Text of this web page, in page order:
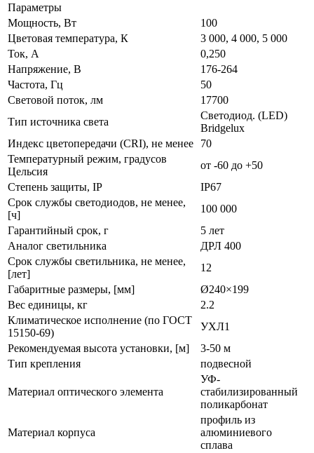
Параметры
Мощность, Вт
100
Цветовая температура, К
3 000, 4 000, 5 000
Ток, А
0,250
Напряжение, В
176-264
Частота, Гц
50
Световой поток, лм
17700
Тип источника света
Светодиод. (LED)
Bridgelux
Индекс цветопередачи (CRI), не менее
70
Температурный режим, градусов
Цельсия
от -60 до +50
Степень защиты, IP
IP67
Срок службы светодиодов, не менее,
[ч]
100 000
Гарантийный срок, г
5 лет
Аналог светильника
ДРЛ 400
Срок службы светильника, не менее,
[лет]
12
Габаритные размеры, [мм]
Ø240×199
Вес единицы, кг
2.2
Климатическое исполнение (по ГОСТ
15150-69)
УХЛ1
Рекомендуемая высота установки, [м]
3-50 м
Тип крепления
подвесной
Материал оптического элемента
УФ-
стабилизированный
поликарбонат
Материал корпуса
профиль из
алюминиевого
сплава